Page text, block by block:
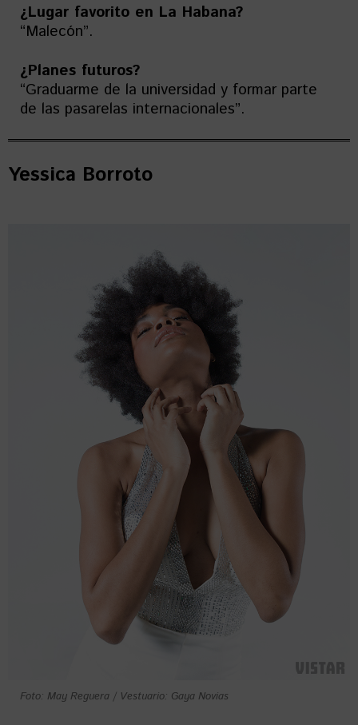
¿Lugar favorito en La Habana?
“Malecón”.
¿Planes futuros?
“Graduarme de la universidad y formar parte
de las pasarelas internacionales”.
Yessica Borroto
Foto: May Reguera / Vestuario: Gaya Novias